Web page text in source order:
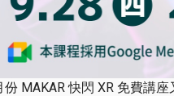
份 MAKAR 快閃 XR 免費講